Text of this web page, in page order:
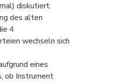
diskutiert:
des alten
4
wechseln sich
eines
ob Instrument